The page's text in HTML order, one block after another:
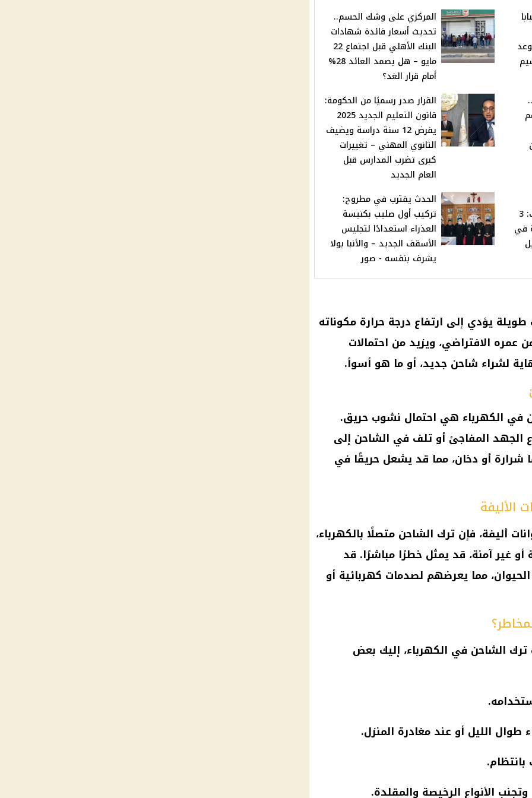
المركزي على وشك الحسم..
تحديث أسعار فائدة شهادات
البنك الأهلي قبل اجتماع 22
مايو – هل يصمد العائد 28%
أمام قرار الغد؟
القرار صدر رسميًا من الحكومة:
قانون التعليم الجديد 2025
يفرض 12 سنة دراسة ويضيف
الثانوي المهني – تغييرات
كبرى تضرب المدارس قبل
العام الجديد
توقعات ماغي فرح تكشف: 3
في
الحدث يقترب في مطروح:
تركيب أول صليب بكنيسة
العذراء استعدادًا لتجليس
الأسقف الجديد – والأنبا بولا
يشرف بنفسه - صور
يؤدي إلى ارتفاع درجة حرارة مكوناته
عمره الافتراضي، ويزيد من احتمالات
لشراء شاحن جديد، أو ما هو أسوأ.
في الكهرباء هي احتمال نشوب حريق.
الجهد المفاجئ أو تلف في الشاحن إلى
أو دخان، مما قد يشعل حريقًا في
أليفة، فإن ترك الشاحن متصلًا بالكهرباء،
غير آمنة، قد يمثل خطرًا مباشرًا. قد
مما يعرضهم لصدمات كهربائية أو
ترك الشاحن في الكهرباء، إليك بعض
طوال الليل أو عند مغادرة المنزل.
الأنواع الرخيصة والمقلدة.